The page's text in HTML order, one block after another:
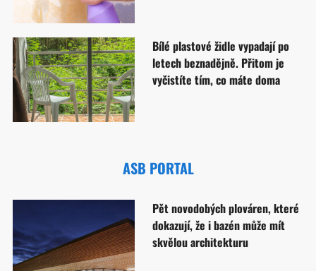
Bílé plastové židle vypadají po
letech beznadějně. Přitom je
vyčistíte tím, co máte doma
ASB PORTAL
Pět novodobých plováren, které
dokazují, že i bazén může mít
skvělou architekturu